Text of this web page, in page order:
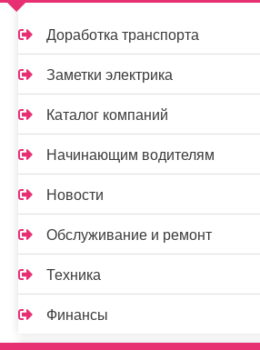
Доработка транспорта
Заметки электрика
Каталог компаний
Начинающим водителям
Новости
Обслуживание и ремонт
Техника
Финансы